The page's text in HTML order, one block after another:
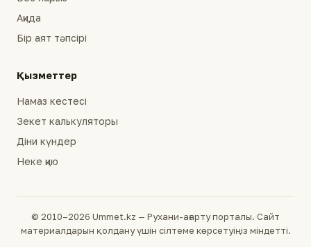
Ақида
Бір аят тәпсірі
Қызметтер
Намаз кестесі
Зекет калькуляторы
Діни күндер
Неке қию
© 2010–2026 Ummet.kz — Рухани-ағарту порталы. Сайт
материалдарын қолдану үшін сілтеме көрсетуіңіз міндетті.